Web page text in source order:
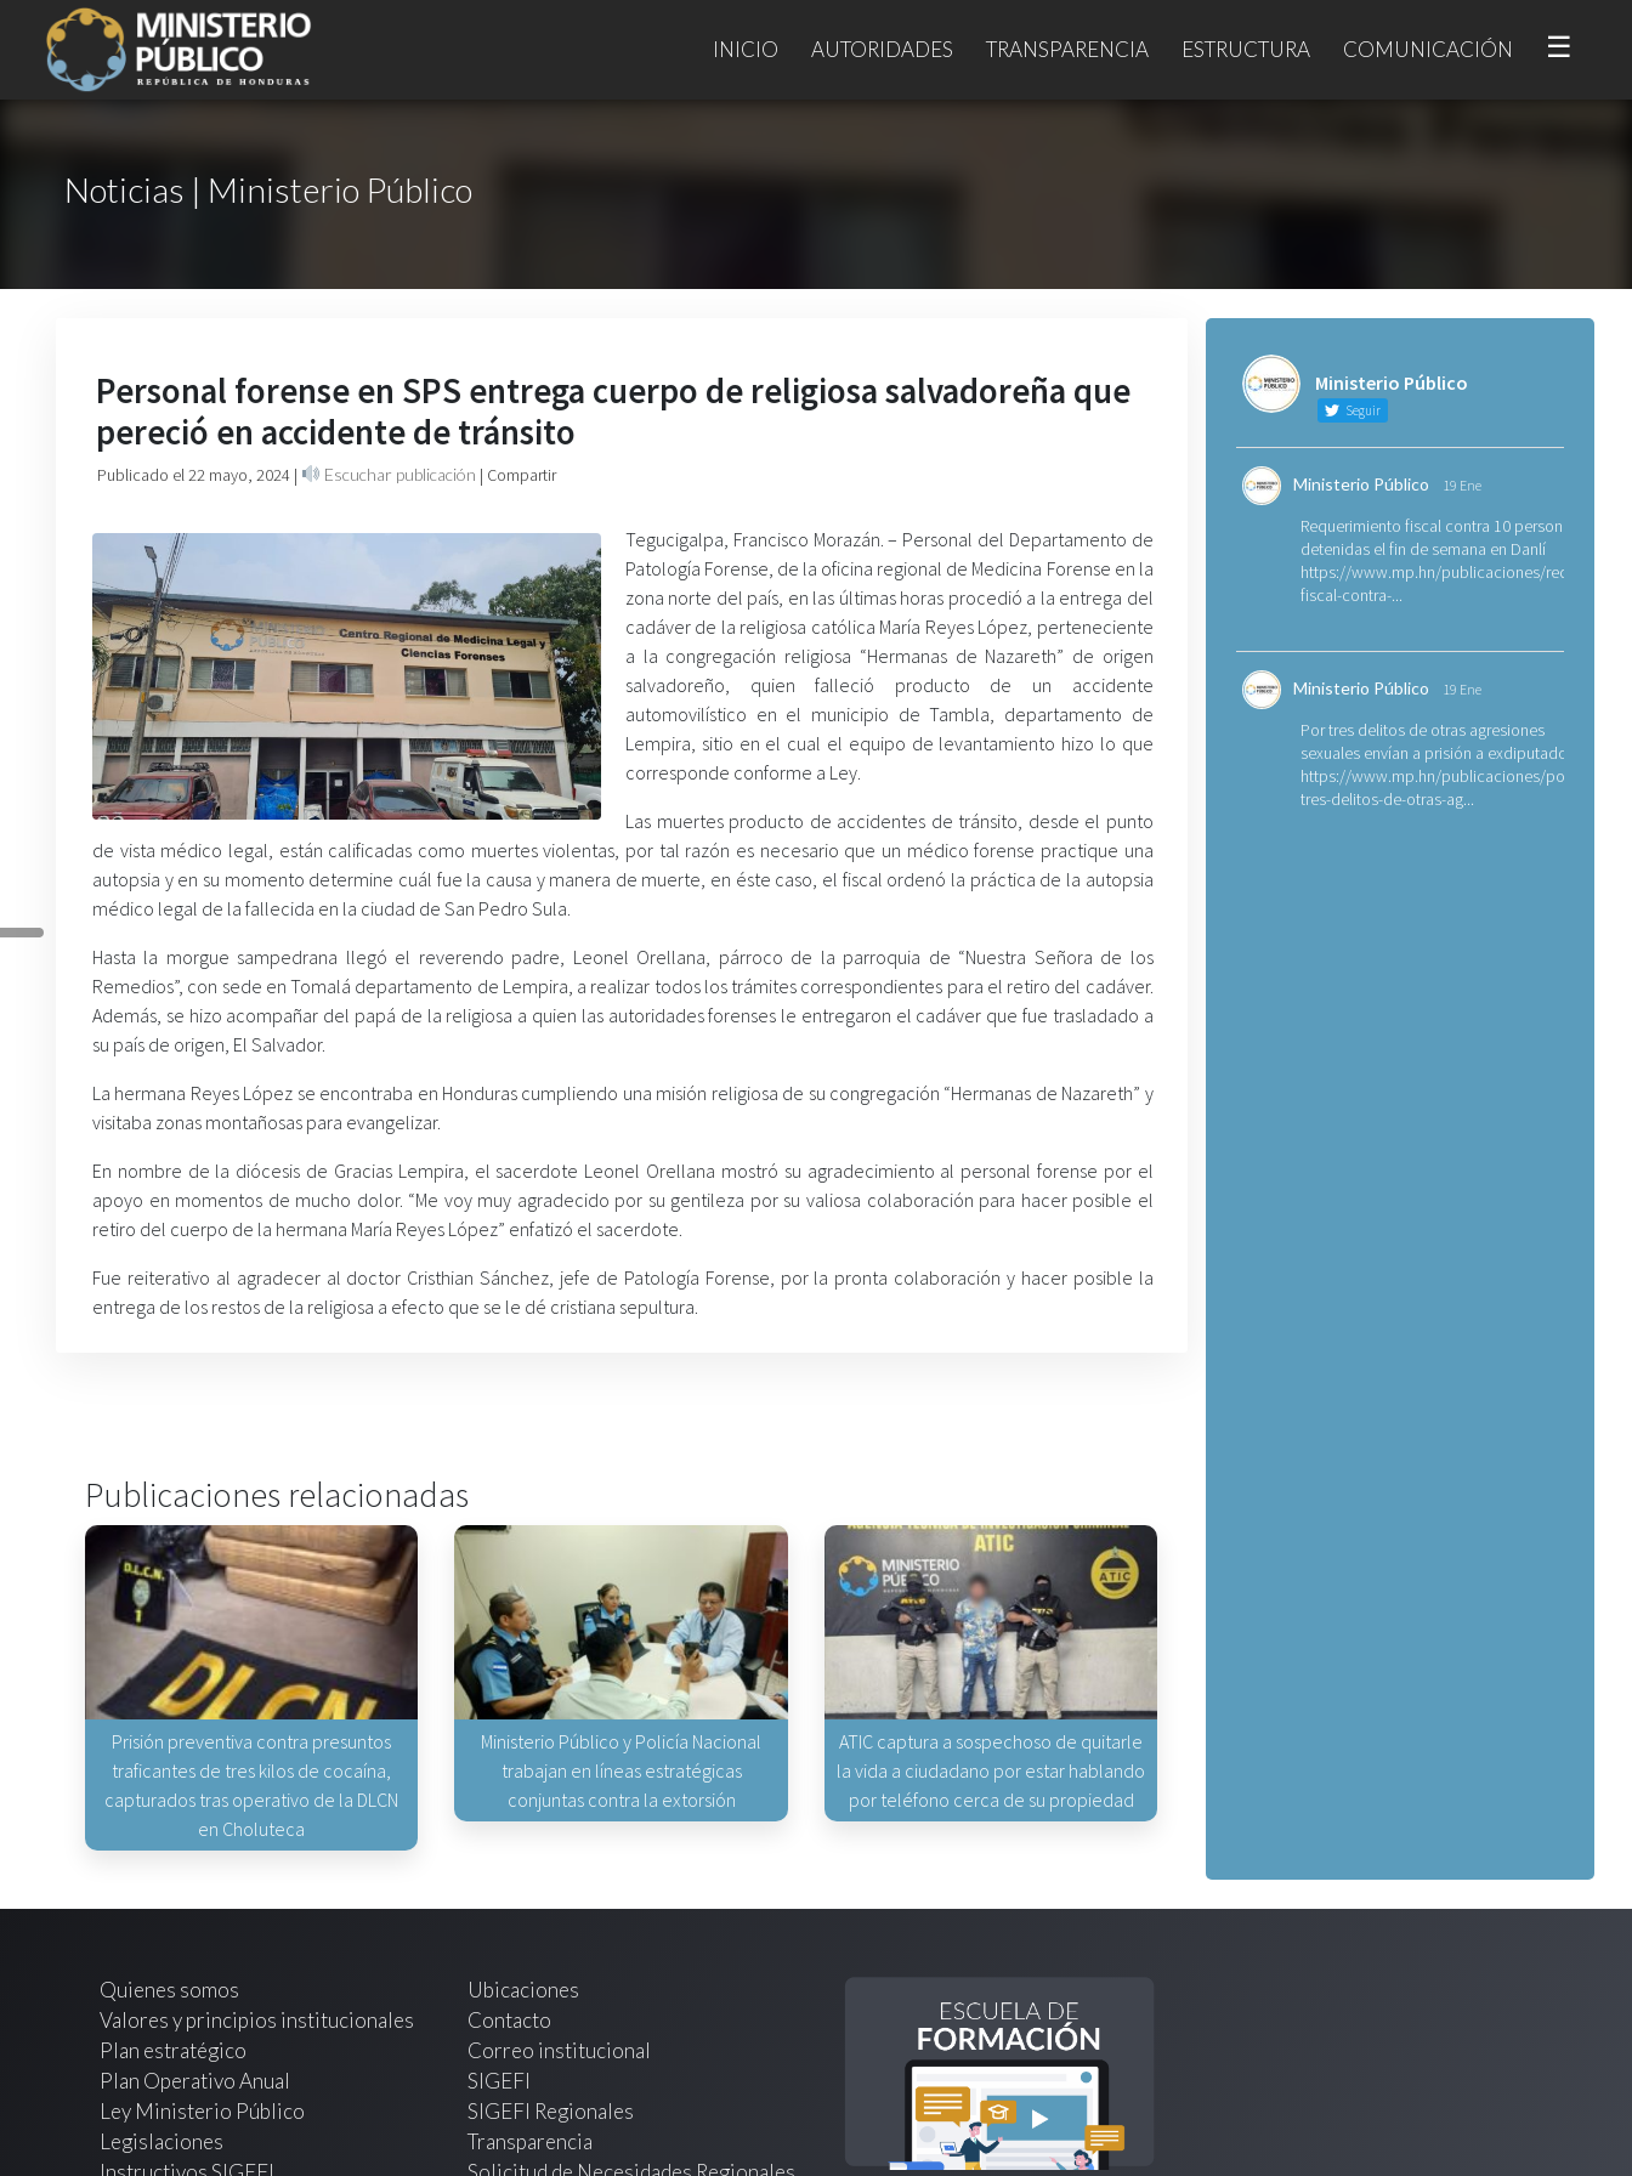
INICIO AUTORIDADES TRANSPARENCIA ESTRUCTURA COMUNICACIÓN ☰
Noticias | Ministerio Público
Personal forense en SPS entrega cuerpo de religiosa salvadoreña que
pereció en accidente de tránsito
Publicado el 22 mayo, 2024 | Escuchar publicación | Compartir
Tegucigalpa, Francisco Morazán. – Personal del Departamento de
Patología Forense, de la oficina regional de Medicina Forense en la
zona norte del país, en las últimas horas procedió a la entrega del
cadáver de la religiosa católica María Reyes López, perteneciente
a la congregación religiosa “Hermanas de Nazareth” de origen
salvadoreño, quien falleció producto de un accidente
automovilístico en el municipio de Tambla, departamento de
Lempira, sitio en el cual el equipo de levantamiento hizo lo que
corresponde conforme a Ley.
Las muertes producto de accidentes de tránsito, desde el punto
de vista médico legal, están calificadas como muertes violentas, por tal razón es necesario que un médico forense practique una
autopsia y en su momento determine cuál fue la causa y manera de muerte, en éste caso, el fiscal ordenó la práctica de la autopsia
médico legal de la fallecida en la ciudad de San Pedro Sula.
Hasta la morgue sampedrana llegó el reverendo padre, Leonel Orellana, párroco de la parroquia de “Nuestra Señora de los
Remedios”, con sede en Tomalá departamento de Lempira, a realizar todos los trámites correspondientes para el retiro del cadáver.
Además, se hizo acompañar del papá de la religiosa a quien las autoridades forenses le entregaron el cadáver que fue trasladado a
su país de origen, El Salvador.
La hermana Reyes López se encontraba en Honduras cumpliendo una misión religiosa de su congregación “Hermanas de Nazareth” y
visitaba zonas montañosas para evangelizar.
En nombre de la diócesis de Gracias Lempira, el sacerdote Leonel Orellana mostró su agradecimiento al personal forense por el
apoyo en momentos de mucho dolor. “Me voy muy agradecido por su gentileza por su valiosa colaboración para hacer posible el
retiro del cuerpo de la hermana María Reyes López” enfatizó el sacerdote.
Fue reiterativo al agradecer al doctor Cristhian Sánchez, jefe de Patología Forense, por la pronta colaboración y hacer posible la
entrega de los restos de la religiosa a efecto que se le dé cristiana sepultura.
Publicaciones relacionadas
Prisión preventiva contra presuntos
traficantes de tres kilos de cocaína,
capturados tras operativo de la DLCN
en Choluteca
Ministerio Público y Policía Nacional
trabajan en líneas estratégicas
conjuntas contra la extorsión
ATIC captura a sospechoso de quitarle
la vida a ciudadano por estar hablando
por teléfono cerca de su propiedad
Ministerio Público
Seguir
Ministerio Público 19 Ene
Requerimiento fiscal contra 10 personas
detenidas el fin de semana en Danlí
https://www.mp.hn/publicaciones/
fiscal-contra-...
Ministerio Público 19 Ene
Por tres delitos de otras agresiones
sexuales envían a prisión a exdiputado
https://www.mp.hn/publicaciones/por-
tres-delitos-de-otras-ag...
Quienes somos
Valores y principios institucionales
Plan estratégico
Plan Operativo Anual
Ley Ministerio Público
Legislaciones
Ubicaciones
Contacto
Correo institucional
SIGEFI
SIGEFI Regionales
Transparencia